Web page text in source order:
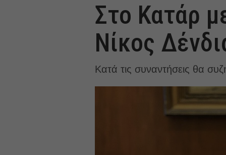
Στο Κατάρ
Νίκος
Κατά τις συναντήσεις θα